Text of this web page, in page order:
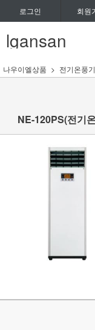
로그인 회원
lgansan
나우이엘상품 전기온풍기
NE-120PS(전기